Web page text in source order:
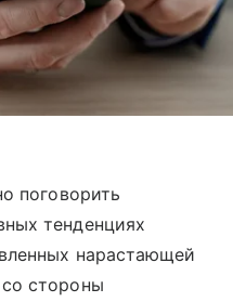
поговорить
тенденциях
нарастающей
стороны